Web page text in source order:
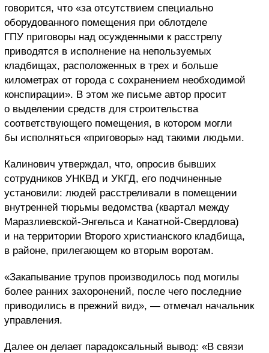
говорится, что «за отсутствием специально
оборудованного помещения при облотделе
ГПУ приговоры над осужденными к расстрелу
приводятся в исполнение на непользуемых
кладбищах, расположенных в трех и больше
километрах от города с сохранением необходимой
конспирации». В этом же письме автор просит
о выделении средств для строительства
соответствующего помещения, в котором могли
бы исполняться «приговоры» над такими людьми.
Калинович утверждал, что, опросив бывших
сотрудников УНКВД и УКГД, его подчиненные
установили: людей расстреливали в помещении
внутренней тюрьмы ведомства (квартал между
Маразлиевской-Энгельса и Канатной-Свердлова)
и на территории Второго христианского кладбища,
в районе, прилегающем ко вторым воротам.
«Закапывание трупов производилось под могилы
более ранних захоронений, после чего последние
приводились в прежний вид», — отмечал начальник
управления.
Далее он делает парадоксальный вывод: «В связи